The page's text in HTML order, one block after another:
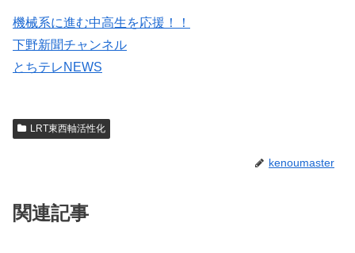
機械系に進む中高生を応援！！
下野新聞チャンネル
とちテレNEWS
LRT東西軸活性化
kenoumaster
関連記事